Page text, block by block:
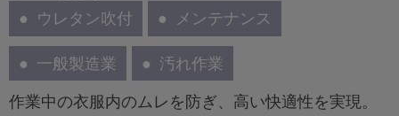
ウレタン吹付
メンテナンス
一般製造業 汚れ作業
作業中の衣服内のムレを防ぎ、高い快適性を実現。